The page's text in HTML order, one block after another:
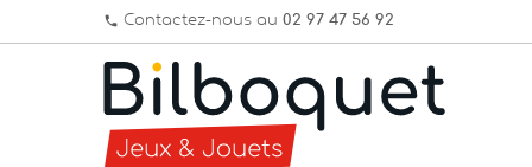
phone Contactez-nous au 02 97 47 56 92